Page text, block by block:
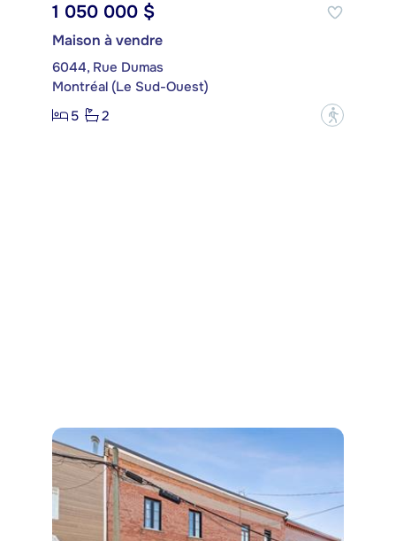
1 050 000 $
Maison à vendre
6044, Rue Dumas
Montréal (Le Sud-Ouest)
5
2 ?